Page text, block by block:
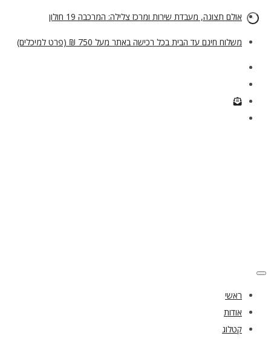
תצוגה, מעבדת שירות ומרכז צלילה: המרכבה 19 חולון
חינם עד הבית בכל רכישה באתר מעל 750 ₪ (פרט למיכלים)